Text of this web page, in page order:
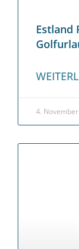
Estland
4.